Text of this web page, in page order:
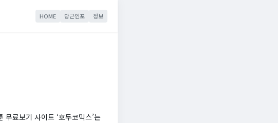
HOME 당근인포 정보
료보기 사이트 ‘호두코믹스’는